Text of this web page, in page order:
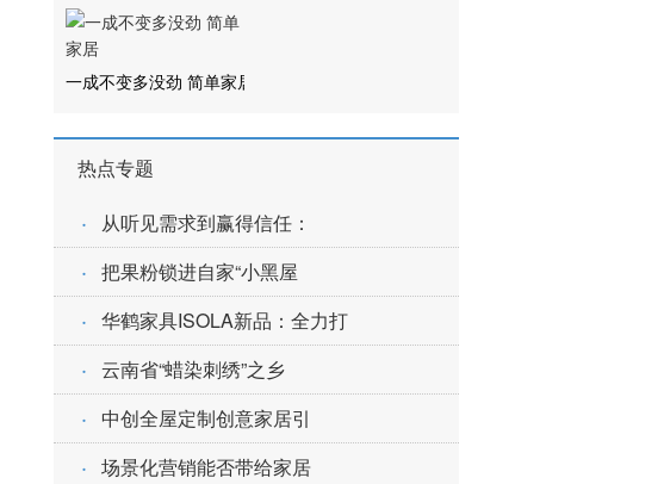
一成不变多没劲 简单家居
热点专题
· 从听见需求到赢得信任：
· 把果粉锁进自家“小黑屋
· 华鹤家具ISOLA新品：全力打
· 云南省“蜡染刺绣”之乡
· 中创全屋定制创意家居引
· 场景化营销能否带给家居